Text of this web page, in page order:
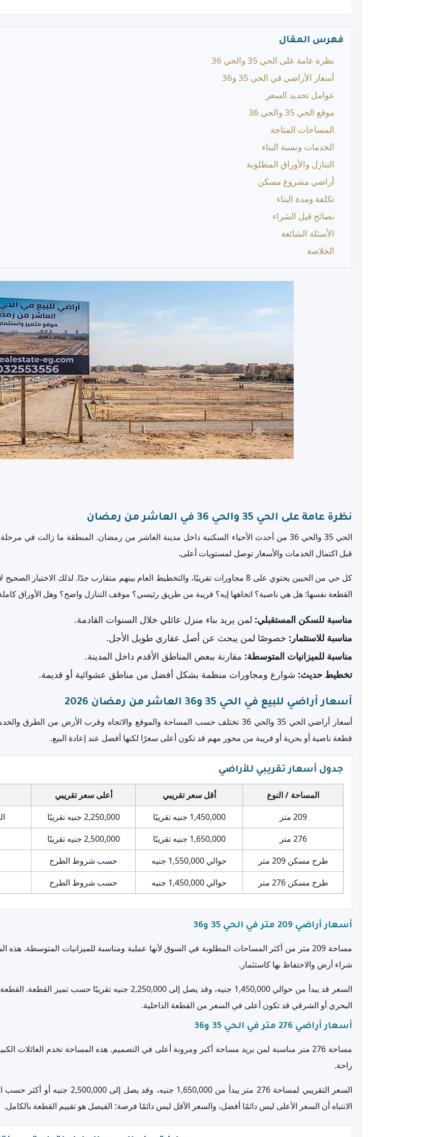
فهرس المقال
نظرة عامة على الحي 35 والحي 36
أسعار الأراضي في الحي 35 و36
عوامل تحديد السعر
موقع الحي 35 والحي 36
المساحات المتاحة
الخدمات ونسبة البناء
التنازل والأوراق المطلوبة
أراضي مشروع مسكن
تكلفة ومدة البناء
نصائح قبل الشراء
الأسئلة الشائعة
الخلاصة
نظرة عامة على الحي 35 والحي 36 في العاشر من رمضان
الحي 35 والحي 36 من أحدث الأحياء السكنية داخل مدينة العاشر من رمضان. المنطقة ما زالت
قبل اكتمال الخدمات والأسعار توصل لمستويات أعلى.
كل حي من الحيين يحتوي على 8 مجاورات تقريبًا، والتخطيط العام بينهم متقارب جدًا. لذلك
القطعة نفسها: هل هي ناصية؟ اتجاهها إيه؟ قريبة من طريق رئيسي؟ موقف التنازل واضح؟ وهل الأوراق
مناسبة للسكن المستقبلي: لمن يريد بناء منزل عائلي خلال السنوات القادمة.
مناسبة للاستثمار: خصوصًا لمن يبحث عن أصل عقاري طويل الأجل.
مناسبة للميزانيات المتوسطة: مقارنة ببعض المناطق الأقدم داخل المدينة.
تخطيط حديث: شوارع ومجاورات منظمة بشكل أفضل من مناطق عشوائية أو قديمة.
أسعار أراضي للبيع في الحي 35 و36 العاشر من رمضان 2026
أسعار أراضي الحي 35 والحي 36 تختلف حسب المساحة والموقع والاتجاه وقرب الأرض
قطعة ناصية أو بحرية أو قريبة من محور مهم قد تكون أعلى سعرًا لكنها أفضل عند إعادة البيع.
جدول أسعار تقريبي للأراضي
المساحة / النوع أقل سعر تقريبي أعلى سعر تقريبي
209 متر
1,450,000 جنيه تقريبًا 2,250,000 جنيه تقريبًا
276 متر
1,650,000 جنيه تقريبًا 2,500,000 جنيه تقريبًا
طرح مسكن 209 متر
حوالي 1,550,000 جنيه حسب شروط الطرح
طرح مسكن 276 متر
حوالي 1,450,000 جنيه حسب شروط الطرح
أسعار أراضي 209 متر في الحي 35 و36
مساحة 209 متر من أكثر المساحات المطلوبة في السوق لأنها عملية ومناسبة للميزانيات المتوسطة.
شراء أرض والاحتفاظ بها كاستثمار.
السعر قد يبدأ من حوالي 1,450,000 جنيه، وقد يصل إلى 2,250,000
البحري أو الشرقي قد تكون أعلى في السعر من القطعة الداخلية.
أسعار أراضي 276 متر في الحي 35 و36
مساحة 276 متر مناسبة لمن يريد مساحة أكبر ومرونة أعلى في التصميم. هذه المساحة تخدم العائلات
راحة.
السعر التقريبي لمساحة 276 متر يبدأ
الانتباه أن السعر الأعلى ليس دائمًا أفضل، والسعر الأقل ليس دائمًا فرصة؛ الفيصل هو تقييم القطعة بالكامل.